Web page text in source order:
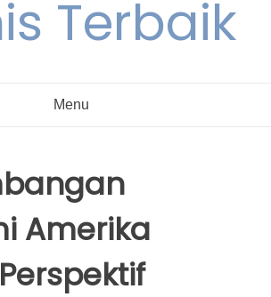
Terbaik
Menu
Amerika